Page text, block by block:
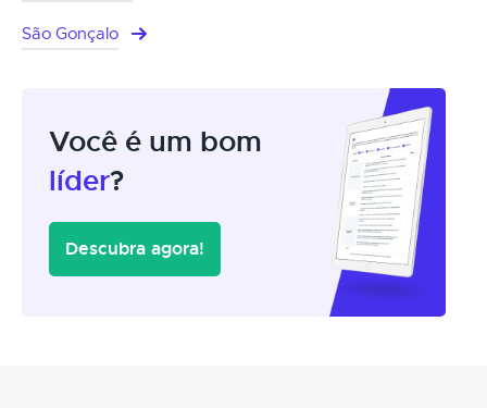
São Gonçalo
Você é um bom
líder?
Descubra agora!